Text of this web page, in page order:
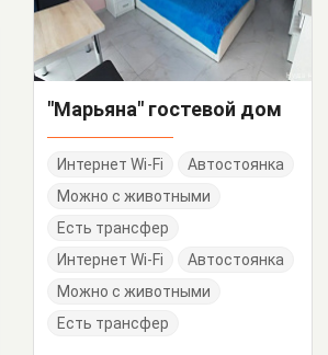
"Марьяна" гостевой дом
Интернет Wi-Fi
Автостоянка
Можно с животными
Есть трансфер
Интернет Wi-Fi
Автостоянка
Можно с животными
Есть трансфер